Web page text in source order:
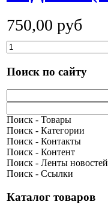
750,00 руб
Поиск по сайту
Поиск - Товары
Поиск - Категории
Поиск - Контакты
Поиск - Контент
Поиск - Ленты новостей
Поиск - Ссылки
Каталог товаров